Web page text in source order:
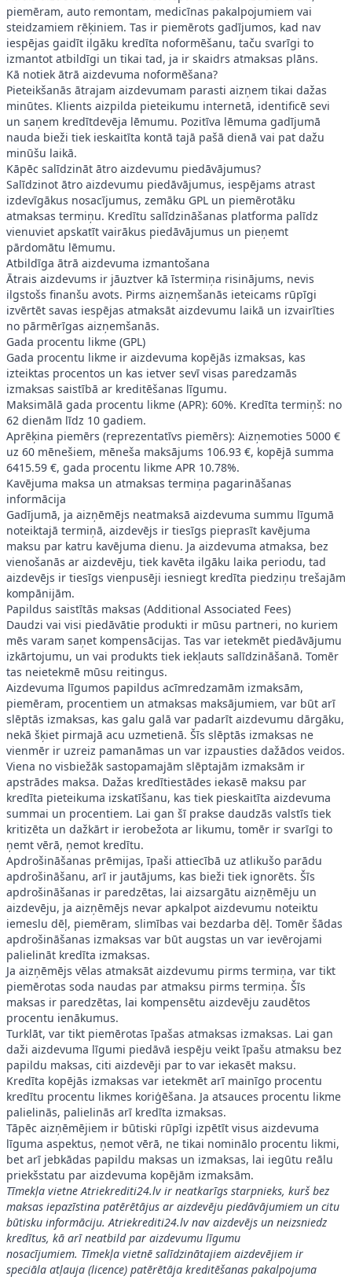
piemēram, auto remontam, medicīnas pakalpojumiem vai
steidzamiem rēķiniem. Tas ir piemērots gadījumos, kad nav
iespējas gaidīt ilgāku kredīta noformēšanu, taču svarīgi to
izmantot atbildīgi un tikai tad, ja ir skaidrs atmaksas plāns.
Kā notiek ātrā aizdevuma noformēšana?
Pieteikšanās ātrajam aizdevumam parasti aizņem tikai dažas
minūtes. Klients aizpilda pieteikumu internetā, identificē sevi
un saņem kredītdevēja lēmumu. Pozitīva lēmuma gadījumā
nauda bieži tiek ieskaitīta kontā tajā pašā dienā vai pat dažu
minūšu laikā.
Kāpēc salīdzināt ātro aizdevumu piedāvājumus?
Salīdzinot ātro aizdevumu piedāvājumus, iespējams atrast
izdevīgākus nosacījumus, zemāku GPL un piemērotāku
atmaksas termiņu. Kredītu salīdzināšanas platforma palīdz
vienuviet apskatīt vairākus piedāvājumus un pieņemt
pārdomātu lēmumu.
Atbildīga ātrā aizdevuma izmantošana
Ātrais aizdevums ir jāuztver kā īstermiņa risinājums, nevis
ilgstošs finanšu avots. Pirms aizņemšanās ieteicams rūpīgi
izvērtēt savas iespējas atmaksāt aizdevumu laikā un izvairīties
no pārmērīgas aizņemšanās.
Gada procentu likme (GPL)
Gada procentu likme ir aizdevuma kopējās izmaksas, kas
izteiktas procentos un kas ietver sevī visas paredzamās
izmaksas saistībā ar kreditēšanas līgumu.
Maksimālā gada procentu likme (APR): 60%. Kredīta termiņš: no
62 dienām līdz 10 gadiem.
Aprēķina piemērs (reprezentatīvs piemērs): Aizņemoties 5000 €
uz 60 mēnešiem, mēneša maksājums 106.93 €, kopējā summa
6415.59 €, gada procentu likme APR 10.78%.
Kavējuma maksa un atmaksas termiņa pagarināšanas
informācija
Gadījumā, ja aizņēmējs neatmaksā aizdevuma summu līgumā
noteiktajā termiņā, aizdevējs ir tiesīgs pieprasīt kavējuma
maksu par katru kavējuma dienu. Ja aizdevuma atmaksa, bez
vienošanās ar aizdevēju, tiek kavēta ilgāku laika periodu, tad
aizdevējs ir tiesīgs vienpusēji iesniegt kredīta piedziņu trešajām
kompānijām.
Papildus saistītās maksas (Additional Associated Fees)
Daudzi vai visi piedāvātie produkti ir mūsu partneri, no kuriem
mēs varam saņet kompensācijas. Tas var ietekmēt piedāvājumu
izkārtojumu, un vai produkts tiek iekļauts salīdzināšanā. Tomēr
tas neietekmē mūsu reitingus.
Aizdevuma līgumos papildus acīmredzamām izmaksām,
piemēram, procentiem un atmaksas maksājumiem, var būt arī
slēptās izmaksas, kas galu galā var padarīt aizdevumu dārgāku,
nekā šķiet pirmajā acu uzmetienā. Šīs slēptās izmaksas ne
vienmēr ir uzreiz pamanāmas un var izpausties dažādos veidos.
Viena no visbiežāk sastopamajām slēptajām izmaksām ir
apstrādes maksa. Dažas kredītiestādes iekasē maksu par
kredīta pieteikuma izskatīšanu, kas tiek pieskaitīta aizdevuma
summai un procentiem. Lai gan šī prakse daudzās valstīs tiek
kritizēta un dažkārt ir ierobežota ar likumu, tomēr ir svarīgi to
ņemt vērā, ņemot kredītu.
Apdrošināšanas prēmijas, īpaši attiecībā uz atlikušo parādu
apdrošināšanu, arī ir jautājums, kas bieži tiek ignorēts. Šīs
apdrošināšanas ir paredzētas, lai aizsargātu aizņēmēju un
aizdevēju, ja aizņēmējs nevar apkalpot aizdevumu noteiktu
iemeslu dēļ, piemēram, slimības vai bezdarba dēļ. Tomēr šādas
apdrošināšanas izmaksas var būt augstas un var ievērojami
palielināt kredīta izmaksas.
Ja aizņēmējs vēlas atmaksāt aizdevumu pirms termiņa, var tikt
piemērotas soda naudas par atmaksu pirms termiņa. Šīs
maksas ir paredzētas, lai kompensētu aizdevēju zaudētos
procentu ienākumus.
Turklāt, var tikt piemērotas īpašas atmaksas izmaksas. Lai gan
daži aizdevuma līgumi piedāvā iespēju veikt īpašu atmaksu bez
papildu maksas, citi aizdevēji par to var iekasēt maksu.
Kredīta kopējās izmaksas var ietekmēt arī mainīgo procentu
kredītu procentu likmes koriģēšana. Ja atsauces procentu likme
palielinās, palielinās arī kredīta izmaksas.
Tāpēc aizņēmējiem ir būtiski rūpīgi izpētīt visus aizdevuma
līguma aspektus, ņemot vērā, ne tikai nominālo procentu likmi,
bet arī jebkādas papildu maksas un izmaksas, lai iegūtu reālu
priekšstatu par aizdevuma kopējām izmaksām.
Tīmekļa vietneAtriekrediti24.lv ir neatkarīgs starpnieks, kurš bez
maksas iepazīstina patērētājus ar aizdevēju piedāvājumiem un citu
būtisku informāciju.Atriekrediti24.lv nav aizdevējs un neizsniedz
kredītus, kā arī neatbild par aizdevumu līgumu
nosacījumiem. Tīmekļa vietnē salīdzinātajiem aizdevējiem ir
speciāla atļauja (licence) patērētāja kreditēšanas pakalpojuma